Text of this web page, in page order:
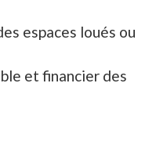
espaces loués ou
et financier des